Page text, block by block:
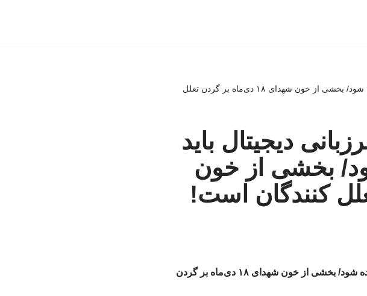
مطالبه پدر فیلترینگ ایران: مرزبانی دیجیتال باید به نیروهای دفاعی سپرده شود/ بخشی از خون شهدای ۱۸ دی‌ماه بر گردن تعلل
دیجیتال باید
بخشی از خون
مطالبه پدر فیلترینگ ایران: مرزبانی دیجیتال باید به نیروهای دفاعی سپرده شود/ بخشی از خون شهدای ۱۸ دی‌ماه بر گردن